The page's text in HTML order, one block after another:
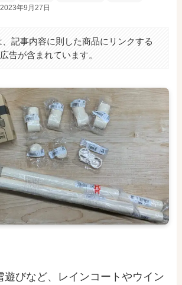
2023年9月27日
記事内容に則した商品にリンクする
告が含まれています。
遊びなど、レインコートやウイン